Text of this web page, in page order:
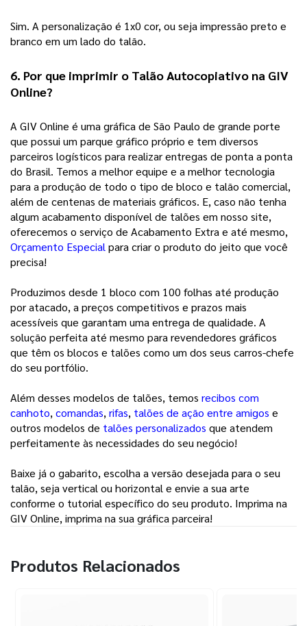
Sim. A personalização é 1x0 cor, ou seja impressão preto e
branco em um lado do talão.
6. Por que imprimir o Talão Autocopiativo na GIV
Online?
A GIV Online é uma gráfica de São Paulo de grande porte
que possui um parque gráfico próprio e tem diversos
parceiros logísticos para realizar entregas de ponta a ponta
do Brasil. Temos a melhor equipe e a melhor tecnologia
para a produção de todo o tipo de bloco e talão comercial,
além de centenas de materiais gráficos. E, caso não tenha
algum acabamento disponível de talões em nosso site,
Orçamento Especial para criar o produto do jeito que você
precisa!
Produzimos desde 1 bloco com 100 folhas até produção
por atacado, a preços competitivos e prazos mais
acessíveis que garantam uma entrega de qualidade. A
solução perfeita até mesmo para revendedores gráficos
que têm os blocos e talões como um dos seus carros-chefe
do seu portfólio.
Além desses modelos de talões, temos recibos com
canhoto, comandas, rifas, talões de ação entre amigos e
outros modelos de talões personalizados que atendem
perfeitamente às necessidades do seu negócio!
Baixe já o gabarito, escolha a versão desejada para o seu
talão, seja vertical ou horizontal e envie a sua arte
conforme o tutorial específico do seu produto. Imprima na
GIV Online, imprima na sua gráfica parceira!
Produtos Relacionados